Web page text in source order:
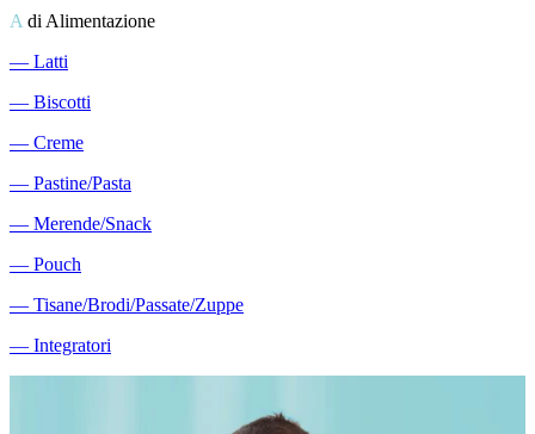
A di Alimentazione
― Latti
― Biscotti
― Creme
― Pastine/Pasta
― Merende/Snack
― Pouch
― Tisane/Brodi/Passate/Zuppe
― Integratori